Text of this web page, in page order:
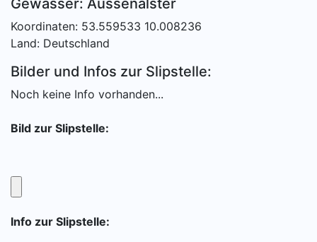
Gewässer: Aussenalster
Koordinaten: 53.559533 10.008236
Land: Deutschland
Bilder und Infos zur Slipstelle:
Noch keine Info vorhanden...
Bild zur Slipstelle:
Info zur Slipstelle: